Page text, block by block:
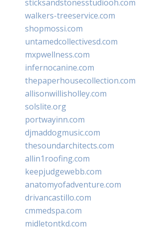
sticksandstonesstudiooh.com
walkers-treeservice.com
shopmossi.com
untamedcollectivesd.com
mxpwellness.com
infernocanine.com
thepaperhousecollection.com
allisonwillisholley.com
solslite.org
portwayinn.com
djmaddogmusic.com
thesoundarchitects.com
allin1roofing.com
keepjudgewebb.com
anatomyofadventure.com
drivancastillo.com
cmmedspa.com
midletontkd.com